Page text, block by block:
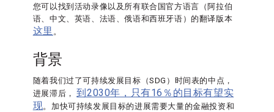
您可以找到活动录像以及所有联合国官方语言（阿拉伯
语、中文、英语、法语、俄语和西班牙语）的翻译版本
这里 。
背景
随着我们过了可持续发展目标（SDG）时间表的中点，
进展滞后，到2030年，只有16％的目标有望实
现。加快可持续发展目标的进展需要大量的金融投资和